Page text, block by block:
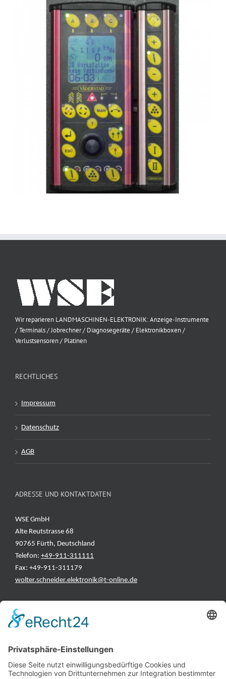
Wir reparieren LANDMASCHINEN-ELEKTRONIK: Anzeige-Instrumente
/ Terminals / Jobrechner / Diagnosegeräte / Elektronikboxen /
Verlustsensoren / Platinen
RECHTLICHES
Impressum
Datenschutz
AGB
ADRESSE UND KONTAKTDATEN
WSE GmbH
Alte Reutstrasse 68
90765 Fürth, Deutschland
Telefon: +49-911-311111
Fax: +49-911-311179
wolter.schneider.elektronik@t-online.de
INFORMATIONEN
Hersteller